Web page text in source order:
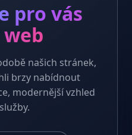
pro vás
našich stránek,
brzy nabídnout
modernější vzhled